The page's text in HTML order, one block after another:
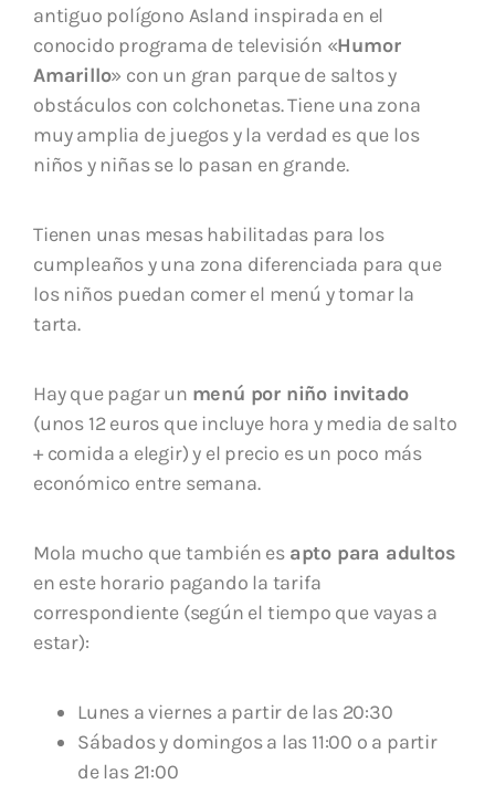
antiguo polígono Asland inspirada en el
conocido programa de televisión «Humor
Amarillo» con un gran parque de saltos y
obstáculos con colchonetas. Tiene una zona
muy amplia de juegos y la verdad es que los
niños y niñas se lo pasan en grande.
Tienen unas mesas habilitadas para los
cumpleaños y una zona diferenciada para que
los niños puedan comer el menú y tomar la
tarta.
Hay que pagar un menú por niño invitado
(unos 12 euros que incluye hora y media de salto
+ comida a elegir) y el precio es un poco más
económico entre semana.
Mola mucho que también es apto para adultos
en este horario pagando la tarifa
correspondiente (según el tiempo que vayas a
estar):
Lunes a viernes a partir de las 20:30
Sábados y domingos a las 11:00 o a partir
de las 21:00